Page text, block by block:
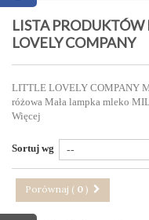
LISTA
LOVELY COMPANY
LITTLE LOVELY COMPANY
różowa Mała lampka mleko
Więcej
Sortuj wg
Porównaj ( 0 )